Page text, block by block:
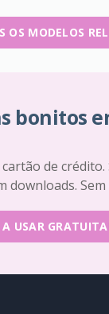
OS MODELOS
bonitos
de
downloads.
A USAR